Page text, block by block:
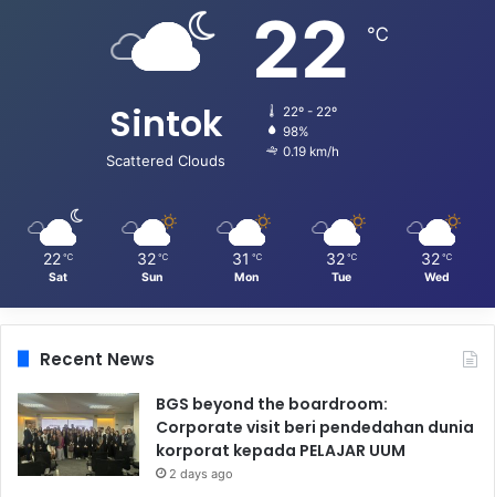
Sintok
Scattered Clouds
22 ℃
22º - 22º
98%
0.19 km/h
22 ℃
Sat
32 ℃
Sun
31 ℃
Mon
32 ℃
Tue
32 ℃
Wed
Recent News
BGS beyond the boardroom:
Corporate visit beri pendedahan dunia
korporat kepada PELAJAR UUM
2 days ago